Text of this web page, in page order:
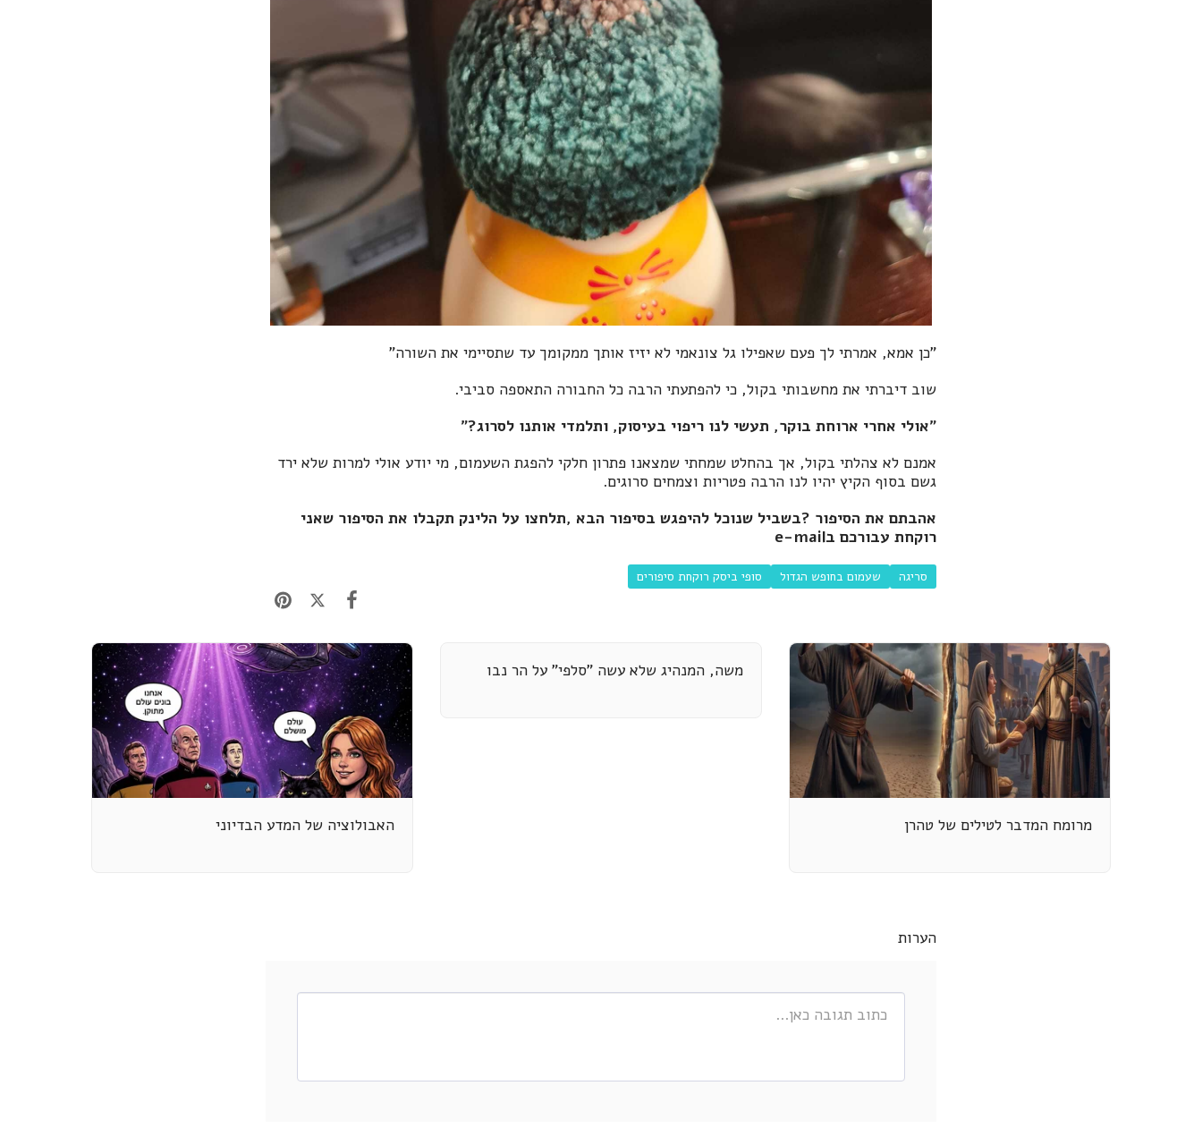
"כן אמא, אמרתי לך פעם שאפילו גל צונאמי לא יזיז אותך ממקומך עד שתסיימי את השורה"
שוב דיברתי את מחשבותי בקול, כי להפתעתי הרבה כל החבורה התאספה סביבי.
"אולי אחרי ארוחת בוקר, תעשי לנו ריפוי בעיסוק, ותלמדי אותנו לסרוג?"
אמנם לא צהלתי בקול, אך בהחלט שמחתי שמצאנו פתרון חלקי להפגת השעמום, מי יודע אולי למרות שלא ירד
גשם בסוף הקיץ יהיו לנו הרבה פטריות וצמחים סרוגים.
אהבתם את הסיפור ?בשביל שנוכל להיפגש בסיפור הבא ,תלחצו על הלינק תקבלו את הסיפור שאני
רוקחת עבורכם בe-mail
סריגה שעמום בחופש הגדול סופי ביסק רוקחת סיפורים
מרומח המדבר לטילים של טהרן
משה, המנהיג שלא עשה "סלפי" על הר נבו
האבולוציה של המדע הבדיוני
הערות